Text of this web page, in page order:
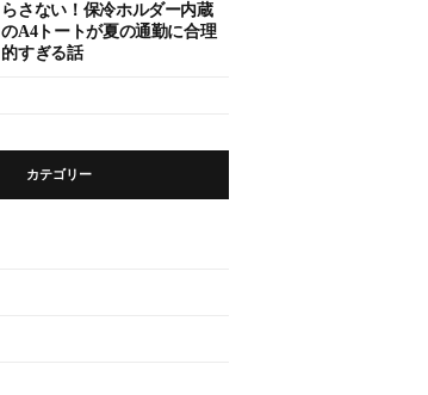
らさない！保冷ホルダー内蔵
のA4トートが夏の通勤に合理
的すぎる話
カテゴリー